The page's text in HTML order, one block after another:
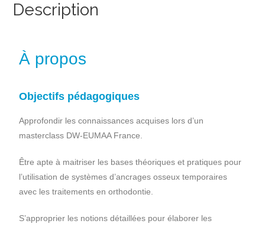
Description
À propos
Objectifs pédagogiques
Approfondir les connaissances acquises lors d’un
masterclass DW-EUMAA France.
Être apte à maitriser les bases théoriques et pratiques pour
l’utilisation de systèmes d’ancrages osseux temporaires
avec les traitements en orthodontie.
S’approprier les notions détaillées pour élaborer les